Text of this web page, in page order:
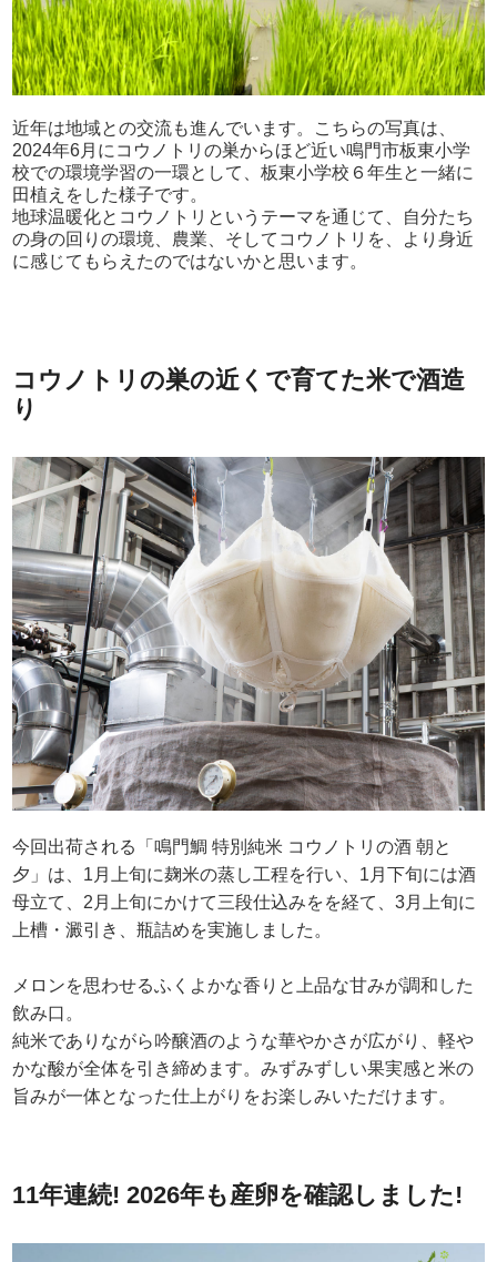
近年は地域との交流も進んでいます。こちらの写真は、
2024年6月にコウノトリの巣からほど近い鳴門市板東小学
校での環境学習の一環として、板東小学校６年生と一緒に
田植えをした様子です。
地球温暖化とコウノトリというテーマを通じて、自分たち
の身の回りの環境、農業、そしてコウノトリを、より身近
に感じてもらえたのではないかと思います。
コウノトリの巣の近くで育てた米で酒造
り
今回出荷される「鳴門鯛 特別純米 コウノトリの酒 朝と
夕」は、1月上旬に麹米の蒸し工程を行い、1月下旬には酒
母立て、2月上旬にかけて三段仕込みをを経て、3月上旬に
上槽・澱引き、瓶詰めを実施しました。
メロンを思わせるふくよかな香りと上品な甘みが調和した
飲み口。
純米でありながら吟醸酒のような華やかさが広がり、軽や
かな酸が全体を引き締めます。みずみずしい果実感と米の
旨みが一体となった仕上がりをお楽しみいただけます。
11年連続! 2026年も産卵を確認しました!